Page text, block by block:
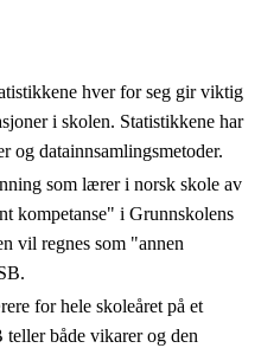
hver for seg gir viktig
i skolen. Statistikkene har
og datainnsamlingsmetoder.
som lærer i norsk skole av
kompetanse" i Grunnskolens
vil regnes som "annen
for hele skoleåret på et
både vikarer og den